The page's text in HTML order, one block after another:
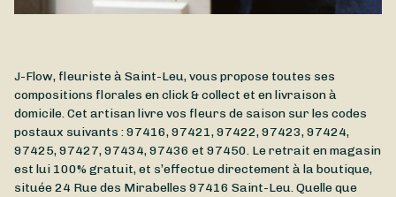
J-Flow, fleuriste à Saint-Leu, vous propose toutes ses
compositions florales en click & collect et en livraison à
domicile. Cet artisan livre vos fleurs de saison sur les codes
postaux suivants : 97416, 97421, 97422, 97423, 97424,
97425, 97427, 97434, 97436 et 97450. Le retrait en magasin
est lui 100% gratuit, et s’effectue directement à la boutique,
située24 Rue des Mirabelles 97416 Saint-Leu. Quelle que